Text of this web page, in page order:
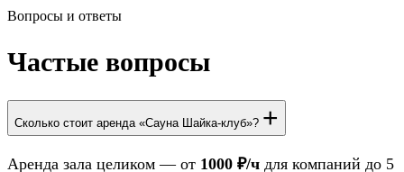
Вопросы и ответы
Частые вопросы
Сколько стоит аренда «Сауна Шайка-клуб»? +
Аренда зала целиком — от 1000 ₽/ч для компаний до 5